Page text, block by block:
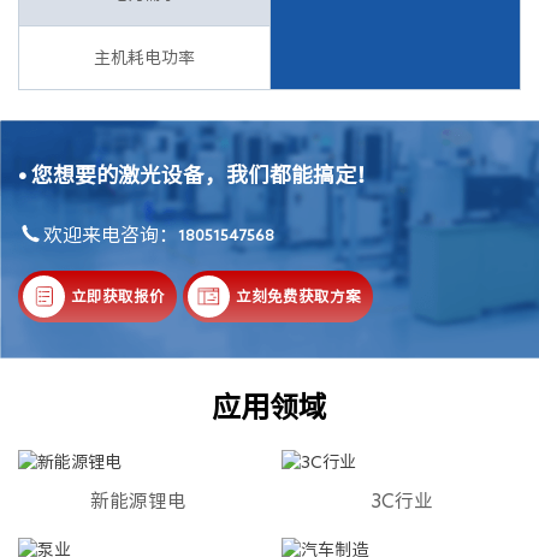
主机耗电功率
• 您想要的激光设备，我们都能搞定！
欢迎来电咨询： 18051547568
立即获取报价 立刻免费获取方案
应用领域
新能源锂电 3C行业